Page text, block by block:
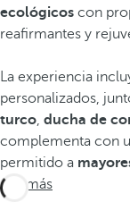
ecológicos con
reafirmantes y
La experiencia
personalizados,
turco, ducha de
complementa con
permitido a
Ver más